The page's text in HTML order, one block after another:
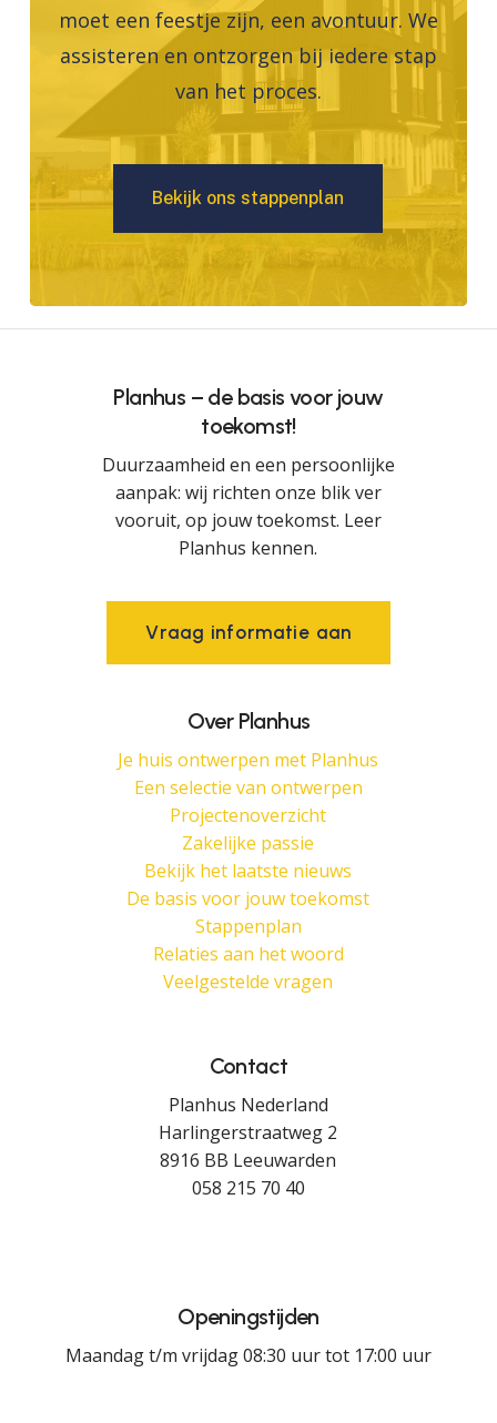
moet een feestje zijn, een avontuur. We
assisteren en ontzorgen bij iedere stap
van het proces.
Bekijk ons stappenplan
Planhus – de basis voor jouw
toekomst!
Duurzaamheid en een persoonlijke
aanpak: wij richten onze blik ver
vooruit, op jouw toekomst. Leer
Planhus kennen.
Vraag informatie aan
Over Planhus
Je huis ontwerpen met Planhus
Een selectie van ontwerpen
Projectenoverzicht
Zakelijke passie
Bekijk het laatste nieuws
De basis voor jouw toekomst
Stappenplan
Relaties aan het woord
Veelgestelde vragen
Contact
Planhus Nederland
Harlingerstraatweg 2
8916 BB Leeuwarden
058 215 70 40
Openingstijden
Maandag t/m vrijdag 08:30 uur tot 17:00 uur